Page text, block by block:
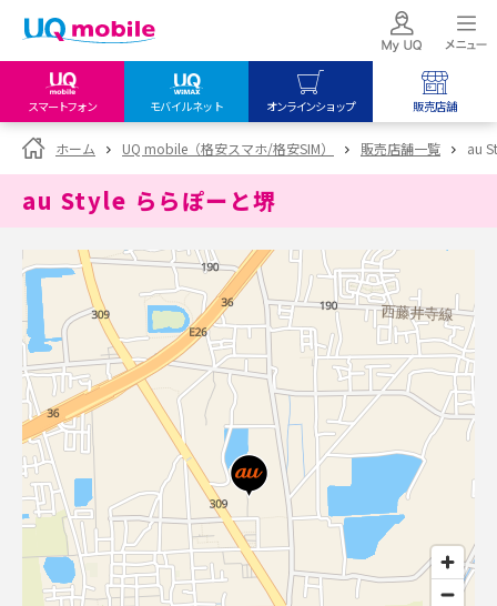
スマートフォン モバイルネット オンラインショップ 販売店舗
my UQ WiMAX
UQ WiMAX ご契約の方
My UQ mobile
UQ mobile
データチャージサイト
UQ mobile
オンラインショップ
UQ WiMAX
UQ mobile
販売店舗
UQ WiMAX
ホーム UQ mobile（格安スマホ/格安SIM） 販売店舗一覧 au
au Style ららぽーと堺